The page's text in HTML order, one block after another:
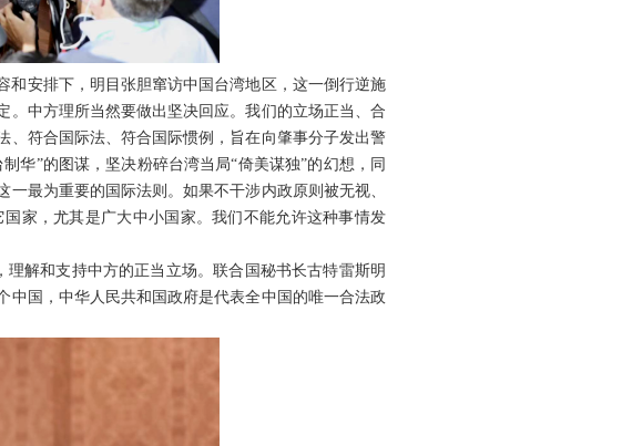
和安排下，明目张胆窜访中国台湾地区，这一倒行逆施
中方理所当然要做出坚决回应。我们的立场正当、合
、符合国际法、符合国际惯例，旨在向肇事分子发出警
华”的图谋，坚决粉碎台湾当局“倚美谋独”的幻想，同
最为重要的国际法则。如果不干涉内政原则被无视、
家，尤其是广大中小国家。我们不能允许这种事情发
解和支持中方的正当立场。联合国秘书长古特雷斯明
中国，中华人民共和国政府是代表全中国的唯一合法政